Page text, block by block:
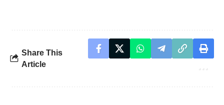
Share This
Article